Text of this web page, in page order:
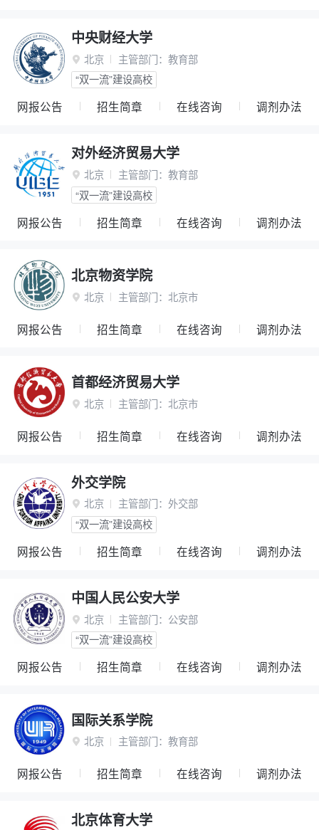
中央财经大学
 北京 主管部门： 教育部
“双一流”建设高校
网报公告 招生简章 在线咨询 调剂办法
对外经济贸易大学
 北京 主管部门： 教育部
“双一流”建设高校
网报公告 招生简章 在线咨询 调剂办法
北京物资学院
 北京 主管部门： 北京市
网报公告 招生简章 在线咨询 调剂办法
首都经济贸易大学
 北京 主管部门： 北京市
网报公告 招生简章 在线咨询 调剂办法
外交学院
 北京 主管部门： 外交部
“双一流”建设高校
网报公告 招生简章 在线咨询 调剂办法
中国人民公安大学
 北京 主管部门： 公安部
“双一流”建设高校
网报公告 招生简章 在线咨询 调剂办法
国际关系学院
 北京 主管部门： 教育部
网报公告 招生简章 在线咨询 调剂办法
北京体育大学